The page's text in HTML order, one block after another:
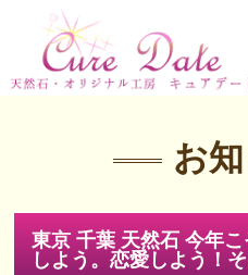
お
東京 千葉 天然石 今年
しよう。恋愛しよう！